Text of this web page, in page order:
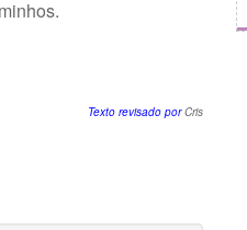
Texto revisado porCris